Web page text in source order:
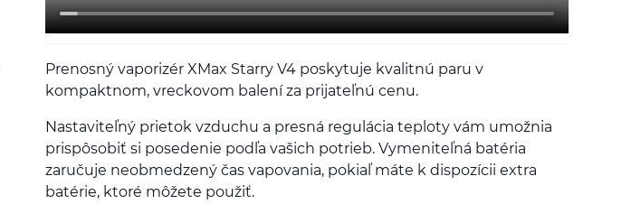
Prenosný vaporizér XMax Starry V4 poskytuje kvalitnú paru v
kompaktnom, vreckovom balení za prijateľnú cenu.
Nastaviteľný prietok vzduchu a presná regulácia teploty vám umožnia
prispôsobiť si posedenie podľa vašich potrieb. Vymeniteľná batéria
zaručuje neobmedzený čas vapovania, pokiaľ máte k dispozícii extra
batérie, ktoré môžete použiť.